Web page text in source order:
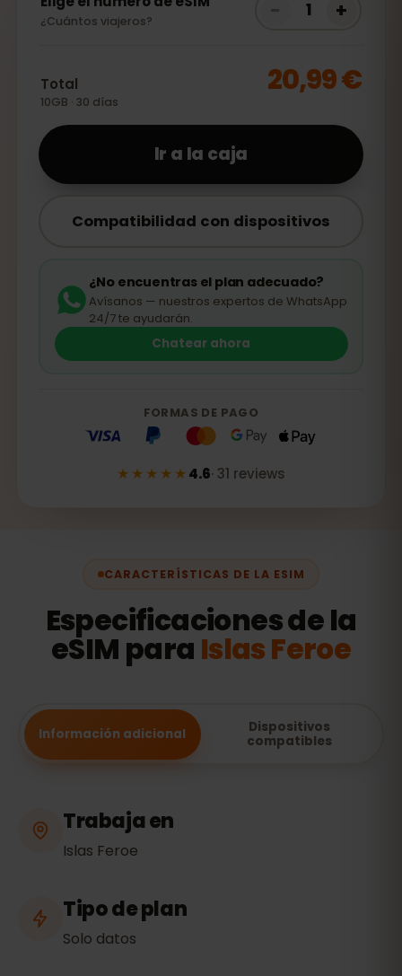
¿Cuántos viajeros?
1 +
Total
10GB · 30 días
20,99 €
Ir a la caja
Compatibilidad con dispositivos
¿No encuentras el plan adecuado?
Avísanos — nuestros expertos de WhatsApp
24/7 te ayudarán.
Chatear ahora
FORMAS DE PAGO
★★★★★4.6· 31 reviews
CARACTERÍSTICAS DE LA ESIM
Especificaciones de la
eSIM para Islas Feroe
Información adicional
Dispositivos
compatibles
Trabaja en
Islas Feroe
Tipo de plan
Solo datos